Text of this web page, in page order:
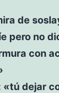
de
pero no
con
«tú dejar